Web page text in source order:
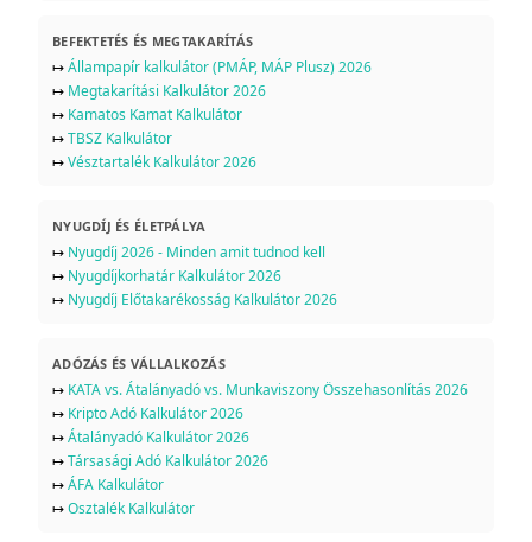
BEFEKTETÉS ÉS MEGTAKARÍTÁS
↦Állampapír kalkulátor (PMÁP, MÁP Plusz) 2026
↦ Megtakarítási Kalkulátor 2026
↦ Kamatos Kamat Kalkulátor
↦TBSZ Kalkulátor
↦Vésztartalék Kalkulátor 2026
NYUGDÍJ ÉS ÉLETPÁLYA
↦ Nyugdíj 2026 - Minden amit tudnod kell
↦ Nyugdíjkorhatár Kalkulátor 2026
↦ Nyugdíj Előtakarékosság Kalkulátor 2026
ADÓZÁS ÉS VÁLLALKOZÁS
↦ KATA vs. Átalányadó vs. Munkaviszony Összehasonlítás 2026
↦ Kripto Adó Kalkulátor 2026
↦Átalányadó Kalkulátor 2026
↦Társasági Adó Kalkulátor 2026
↦ÁFA Kalkulátor
↦Osztalék Kalkulátor